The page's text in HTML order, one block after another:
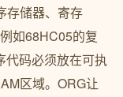
存储器、寄存
如68HC05的复
代码必须放在可执
区域。ORG让